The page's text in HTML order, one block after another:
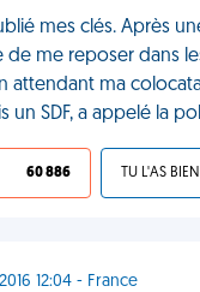
mes clés. Après
de me reposer dans
attendant ma
un SDF, a appelé la
60 886
12:04 - France